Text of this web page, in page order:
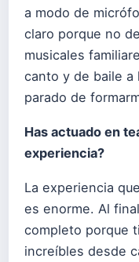
a modo de
claro porque no
musicales
canto y de baile
parado de
Has actuado en
experiencia?
La experiencia
es enorme. Al
completo porque
increíbles desde